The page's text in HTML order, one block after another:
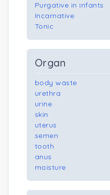
Purgative in infants
Incarnative
Tonic
Organ
body waste
urethra
urine
skin
uterus
semen
tooth
anus
moisture